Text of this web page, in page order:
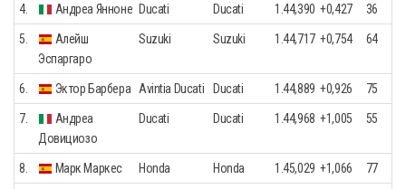
4. Андреа Янноне Ducati Ducati 1.44,390 +0,427 36
5.
Алейш
Эспаргаро
Suzuki Suzuki 1.44,717 +0,754 64
6. Эктор Барбера Avintia Ducati Ducati 1.44,889 +0,926 75
7.
Андреа
Довициозо
Ducati Ducati 1.44,968 +1,005 55
8. Марк Маркес Honda Honda 1.45,029 +1,066 77